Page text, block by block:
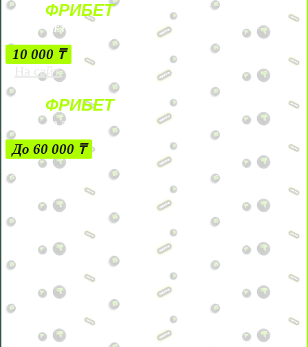
ФРИБЕТ
БЕЗ УСЛОВИЙ
10 000 ₸
На сайт
ФРИБЕТ
ЗА ДЕПОЗИТЫ
До 60 000 ₸